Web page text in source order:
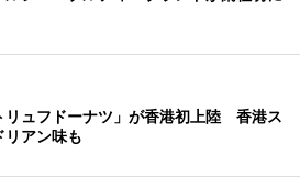
リュフドーナツ」が香港初上陸 香港ス
リアン味も